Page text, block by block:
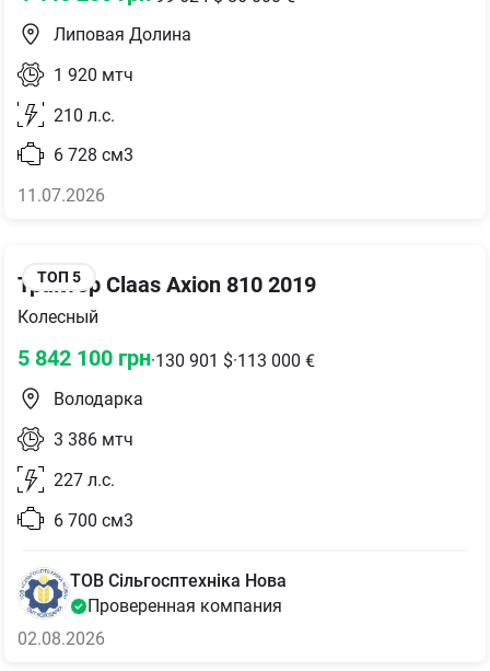
Липовая Долина
1 920 мтч
210 л.с.
6 728 см3
11.07.2026
ТОП 5
Трактор Claas Axion 810 2019
Колесный
5 842 100 грн·130 901 $·113 000 €
Володарка
3 386 мтч
227 л.с.
6 700 см3
ТОВ Сільгосптехніка Нова
Проверенная компания
02.08.2026